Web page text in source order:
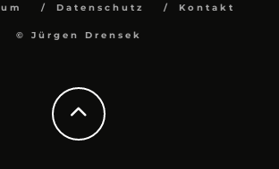
Datenschutz Kontakt
© Jürgen Drensek